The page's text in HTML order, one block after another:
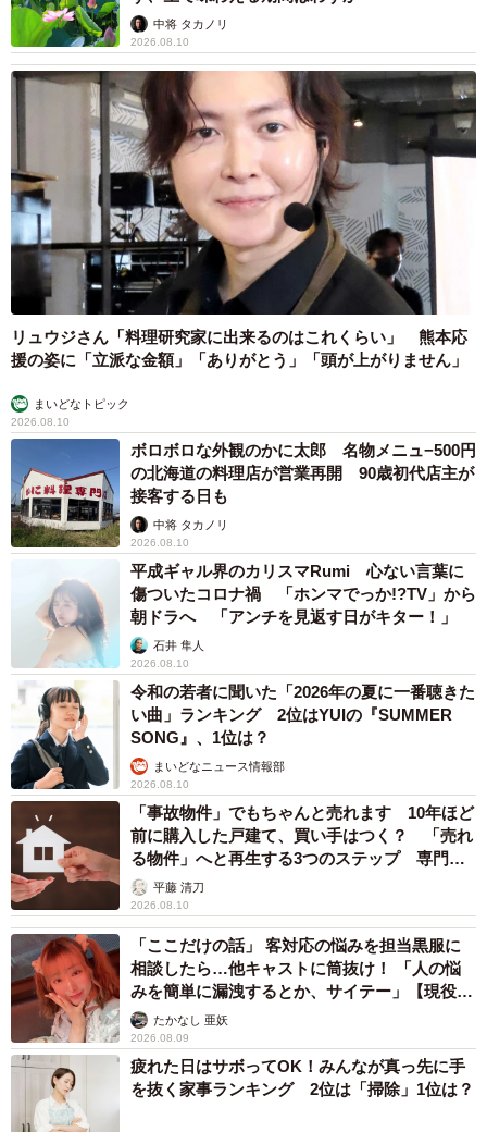
中将 タカノリ
2026.08.10
リュウジさん「料理研究家に出来るのはこれくらい」 熊本応
援の姿に「立派な金額」「ありがとう」「頭が上がりません」
まいどなトピック
2026.08.10
ボロボロな外観のかに太郎 名物メニュ−500円
の北海道の料理店が営業再開 90歳初代店主が
接客する日も
中将 タカノリ
2026.08.10
平成ギャル界のカリスマRumi 心ない言葉に
傷ついたコロナ禍 「ホンマでっか!?TV」から
朝ドラへ 「アンチを見返す日がキター！」
石井 隼人
2026.08.10
令和の若者に聞いた「2026年の夏に一番聴きた
い曲」ランキング 2位はYUIの『SUMMER
SONG』、1位は？
まいどなニュース情報部
2026.08.10
「事故物件」でもちゃんと売れます 10年ほど
前に購入した戸建て、買い手はつく？ 「売れ
る物件」へと再生する3つのステップ 専門家
が解説平藤 清刀
2026.08.10
「ここだけの話」 客対応の悩みを担当黒服に
相談したら…他キャストに筒抜け！ 「人の悩
みを簡単に漏洩するとか、サイテー」【現役キ
ャストに取材】
たかなし 亜妖
2026.08.09
疲れた日はサボってOK！みんなが真っ先に手
を抜く家事ランキング 2位は「掃除」1位は？